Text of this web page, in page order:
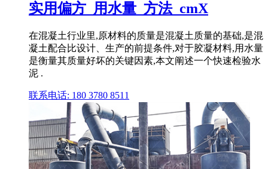
实用偏方_用水量_方法_cmX
在混凝土行业里,原材料的质量是混凝土质量的基础,是混
凝土配合比设计、生产的前提条件,对于胶凝材料,用水量
是衡量其质量好坏的关键因素,本文阐述一个快速检验水
泥 .
联系电话: 180 3780 8511